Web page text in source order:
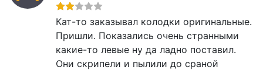
Кат-то заказывал колодки оригинальные.
Пришли. Показались очень странными
какие-то левые ну да ладно поставил.
Они скрипели и пылили до сраной